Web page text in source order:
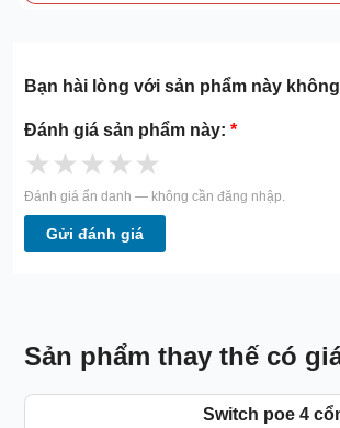
Bạn hài lòng với sản phẩm này
Đánh giá sản phẩm này:*
★★★★★
Đánh giá ẩn danh — không cần đăng nhập.
Gửi đánh giá
Sản phẩm thay thế có
Switch poe 4